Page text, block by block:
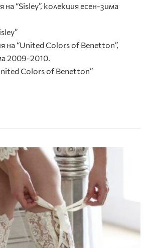
“Sisley”, колекция есен-зима
на “United Colors of Benetton”,
2009-2010.
Colors of Benetton”